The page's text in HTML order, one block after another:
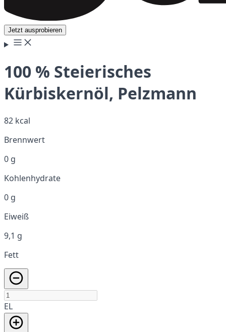
Jetzt ausprobieren
100 % Steierisches
Kürbiskernöl, Pelzmann
82 kcal
Brennwert
0 g
Kohlenhydrate
0 g
Eiweiß
9,1 g
Fett
EL